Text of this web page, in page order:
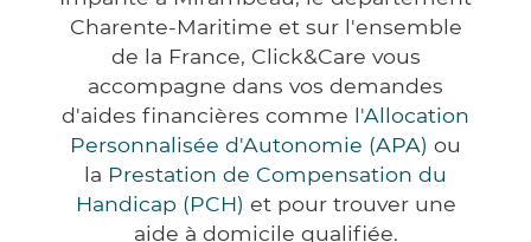
Charente-Maritime et sur l'ensemble
de la France, Click&Care vous
accompagne dans vos demandes
d'aides financières comme l'Allocation
Personnalisée d'Autonomie (APA) ou
la Prestation de Compensation du
Handicap (PCH) et pour trouver une
aide à domicile qualifiée.